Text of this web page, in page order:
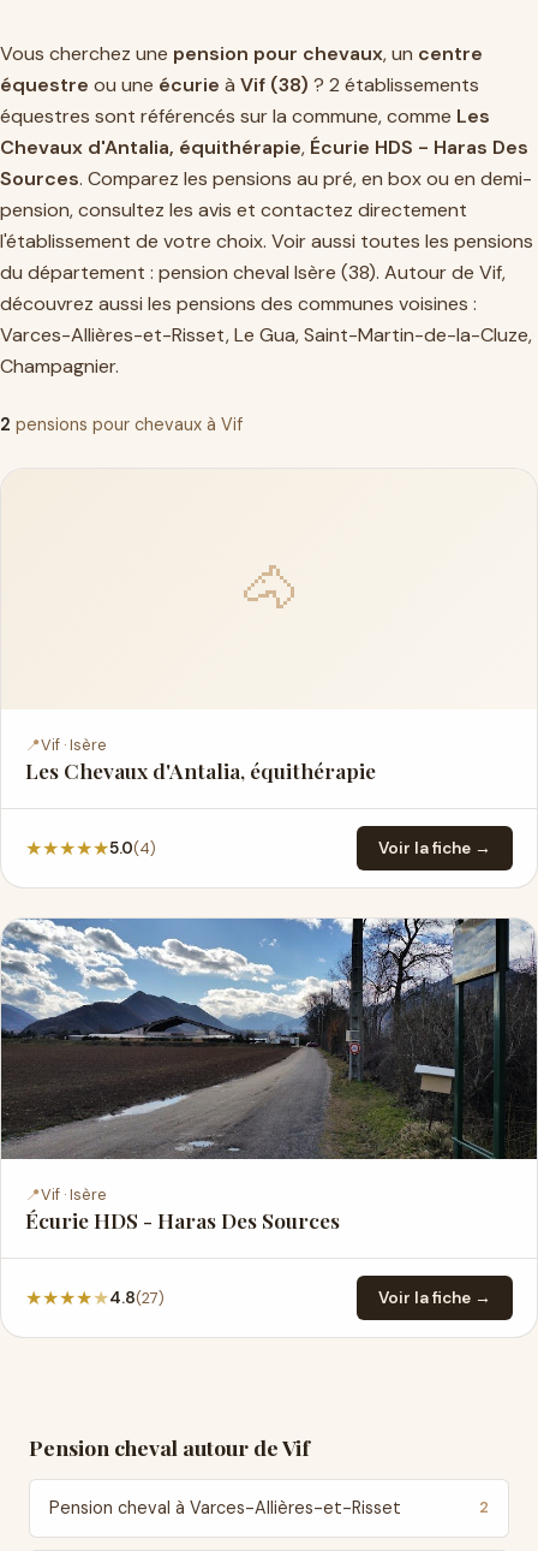
Vous cherchez une pension pour chevaux, un centre
équestre ou une écurie à Vif (38) ? 2 établissements
équestres sont référencés sur la commune, comme Les
Chevaux d'Antalia, équithérapie, Écurie HDS - Haras Des
Sources. Comparez les pensions au pré, en box ou en demi-
pension, consultez les avis et contactez directement
l'établissement de votre choix. Voir aussi toutes les pensions
du département : pension cheval Isère (38). Autour de Vif,
découvrez aussi les pensions des communes voisines :
Varces-Allières-et-Risset,Le Gua,Saint-Martin-de-la-Cluze,
Champagnier.
2 pensions pour chevaux à Vif
🐴
📍Vif · Isère
Les Chevaux d'Antalia, équithérapie
★★★★★5.0(4) Voir la fiche →
📍Vif · Isère
Écurie HDS - Haras Des Sources
★★★★★4.8(27) Voir la fiche →
Pension cheval autour de Vif
Pension cheval à Varces-Allières-et-Risset 2